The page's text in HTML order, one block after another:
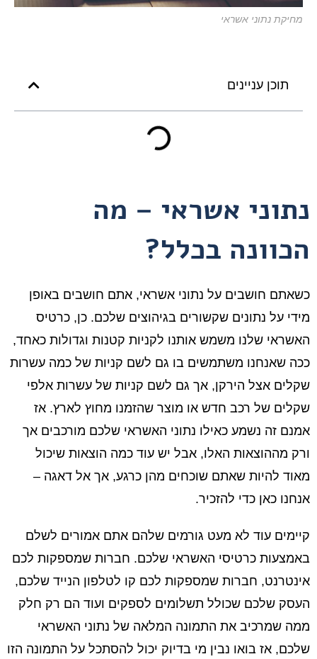
מחיקת נתוני אשראי
תוכן עניינים
נתוני אשראי – מה
הכוונה בכלל?
כשאתם חושבים על נתוני אשראי, אתם חושבים באופן
מידי על נתונים שקשורים בגיהוצים שלכם. כן, כרטיס
האשראי שלנו משמש אותנו לקניות קטנות וגדולות כאחד,
ככה שאנחנו משתמשים בו גם לשם קניות של כמה עשרות
שקלים אצל הירקן, אך גם לשם קניות של עשרות אלפי
שקלים של רכב חדש או מוצר שהזמנו מחוץ לארץ. אז
אמנם זה נשמע כאילו נתוני האשראי שלכם מורכבים אך
ורק מההוצאות האלו, אבל יש עוד כמה הוצאות שיכול
מאוד להיות שאתם שוכחים מהן כרגע, אך אל דאגה –
אנחנו כאן כדי להזכיר.
קיימים עוד לא מעט גורמים שלהם אתם אמורים לשלם
באמצעות כרטיסי האשראי שלכם. חברות שמספקות לכם
אינטרנט, חברות שמספקות לכם קו לטלפון הנייד שלכם,
העסק שלכם שכולל תשלומים לספקים ועוד הם רק חלק
ממה שמרכיב את התמונה המלאה של נתוני האשראי
שלכם, אז בואו נבין מי בדיוק יכול להסתכל על התמונה הזו